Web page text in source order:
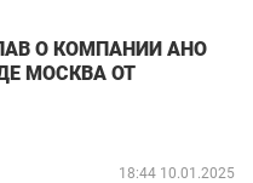
О КОМПАНИИ АНО
МОСКВА ОТ
18:44 10.01.2025